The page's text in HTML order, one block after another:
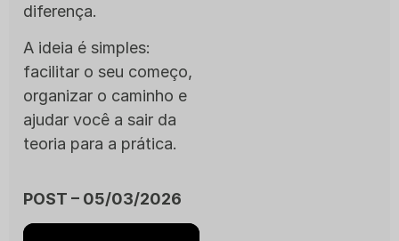
diferença.
A ideia é simples:
facilitar o seu começo,
organizar o caminho e
ajudar você a sair da
teoria para a prática.
POST – 05/03/2026